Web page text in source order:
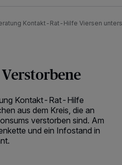
Kontakt-Rat-Hilfe Viersen
Kontakt-Rat-Hilfe
aus dem Kreis, die an
verstorben sind. Am
und ein Infostand in
und greifen auf
oder eindeutige
Auswahl von OK aktivieren Sie